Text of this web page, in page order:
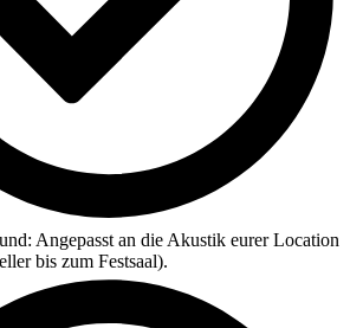
Angepasst an die Akustik eurer Location
bis zum Festsaal).